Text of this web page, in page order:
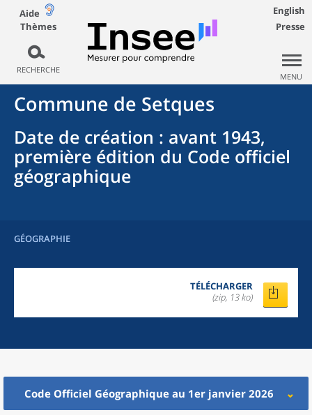
Aide
Thèmes
RECHERCHE
English
Presse
MENU
Commune de Setques
Date de création : avant 1943,
première édition du Code officiel
géographique
GÉOGRAPHIE
TÉLÉCHARGER
(zip, 13 ko)
Code Officiel Géographique au 1er janvier 2026